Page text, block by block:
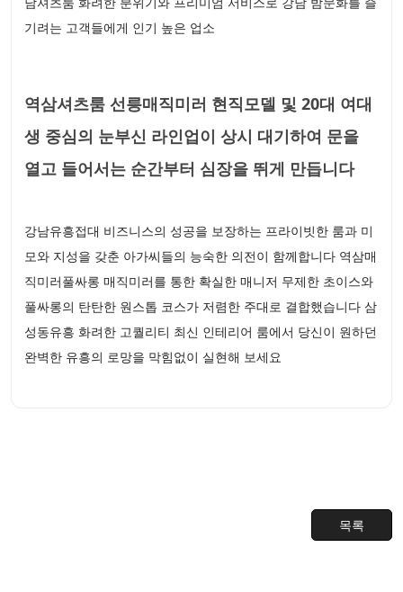
기려는 고객들에게 인기 높은 업소
역삼셔츠룸 선릉매직미러 현직모델 및 20대 여대
생 중심의 눈부신 라인업이 상시 대기하여 문을
열고 들어서는 순간부터 심장을 뛰게 만듭니다
강남유흥접대 비즈니스의 성공을 보장하는 프라이빗한 룸과 미
모와 지성을 갖춘 아가씨들의 능숙한 의전이 함께합니다 역삼매
직미러풀싸롱 매직미러를 통한 확실한 매니저 무제한 초이스와
풀싸롱의 탄탄한 원스톱 코스가 저렴한 주대로 결합했습니다 삼
성동유흥 화려한 고퀄리티 최신 인테리어 룸에서 당신이 원하던
완벽한 유흥의 로망을 막힘없이 실현해 보세요
목록